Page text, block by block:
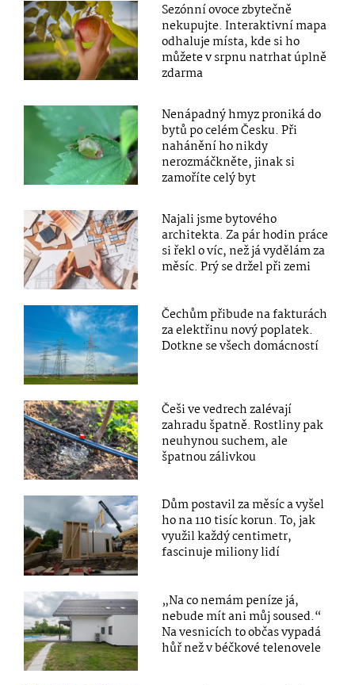
Sezónní ovoce zbytečně
nekupujte. Interaktivní mapa
odhaluje místa, kde si ho
můžete v srpnu natrhat úplně
zdarma
Nenápadný hmyz proniká do
bytů po celém Česku. Při
nahánění ho nikdy
nerozmáčkněte, jinak si
zamoříte celý byt
Najali jsme bytového
architekta. Za pár hodin práce
si řekl o víc, než já vydělám za
měsíc. Prý se držel při zemi
Čechům přibude na fakturách
za elektřinu nový poplatek.
Dotkne se všech domácností
Češi ve vedrech zalévají
zahradu špatně. Rostliny pak
neuhynou suchem, ale
špatnou zálivkou
Dům postavil za měsíc a vyšel
ho na 110 tisíc korun. To, jak
využil každý centimetr,
fascinuje miliony lidí
„Na co nemám peníze já,
nebude mít ani můj soused.“
Na vesnicích to občas vypadá
hůř než v béčkové telenovele